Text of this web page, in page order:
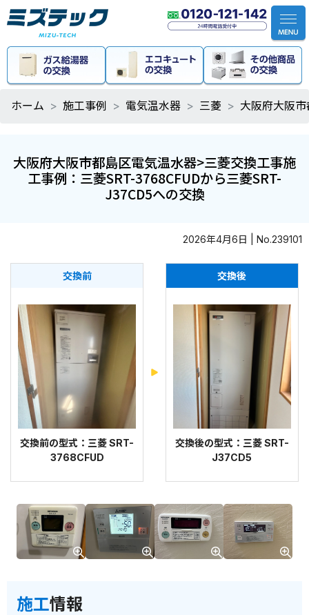
ホーム 施工事例 電気温水器 三菱 大阪府大阪
大阪府大阪市都島区電気温水器>三菱交換工事施
工事例：三菱SRT-3768CFUDから三菱SRT-
J37CD5への交換
2026年4月6日 | No.239101
交換前
交換前の型式：三菱 SRT-
3768CFUD
交換後
交換後の型式：三菱 SRT-
J37CD5
施工情報